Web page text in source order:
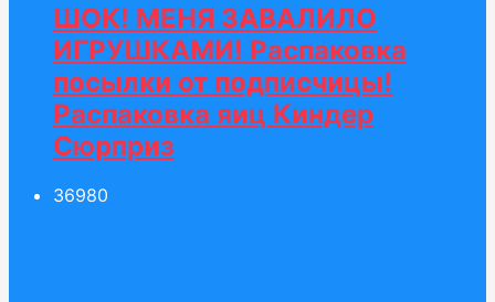
ШОК! МЕНЯ ЗАВАЛИЛО
ИГРУШКАМИ! Распаковка
посылки от подписчицы!
Распаковка яиц Киндер
Сюрприз
36980